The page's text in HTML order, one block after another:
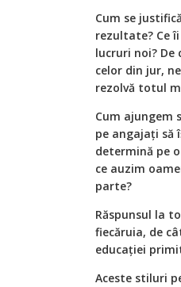
Cum se
rezultate? Ce
lucruri noi?
celor din jur,
rezolvă totul
Cum ajungem
pe angajați să
determină pe
ce auzim
parte?
Răspunsul la
fiecăruia, de
educației
Aceste stiluri